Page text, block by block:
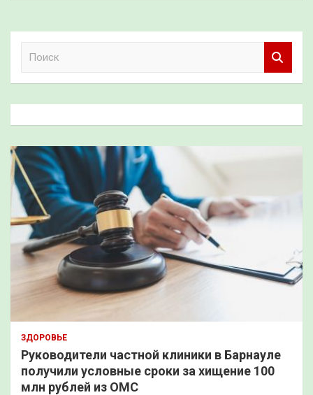
к
ЗДОРОВЬЕ
Руководители частной клиники в Барнауле
получили условные сроки за хищение 100
млн рублей из ОМС